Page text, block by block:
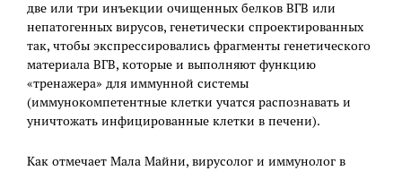
две или три инъекции очищенных белков ВГВ или
непатогенных вирусов, генетически спроектированных
так, чтобы экспрессировались фрагменты генетического
материала ВГВ, которые и выполняют функцию
«тренажера» для иммунной системы
(иммунокомпетентные клетки учатся распознавать и
уничтожать инфицированные клетки в печени).
Как отмечает Мала Майни, вирусолог и иммунолог в